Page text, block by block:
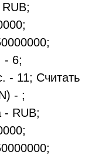
- 6;
- 11; Считать
- ;
- RUB;